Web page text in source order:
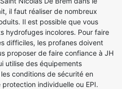
il faut réaliser de nombreux
Il est possible que vous
hydrofuges incolores. Pour faire
difficiles, les profanes doivent
proposer de faire confiance à JH
utilise des équipements
conditions de sécurité en
individuelle ou EPI.